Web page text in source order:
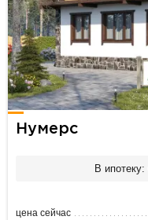
Нумерс
В ипотеку:
цена сейчас